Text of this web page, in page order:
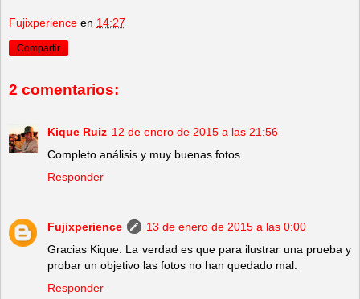
Fujixperience en 14:27
Compartir
2 comentarios:
Kique Ruiz 12 de enero de 2015 a las 21:56
Completo análisis y muy buenas fotos.
Responder
Fujixperience
13 de enero de 2015 a las 0:00
Gracias Kique. La verdad es que para ilustrar una prueba y
probar un objetivo las fotos no han quedado mal.
Responder